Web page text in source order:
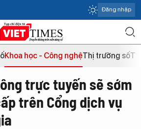
Đăng nhập
Khoa học - Công nghệThị trường số
trực tuyến sẽ sớm
trên Cổng dịch vụ